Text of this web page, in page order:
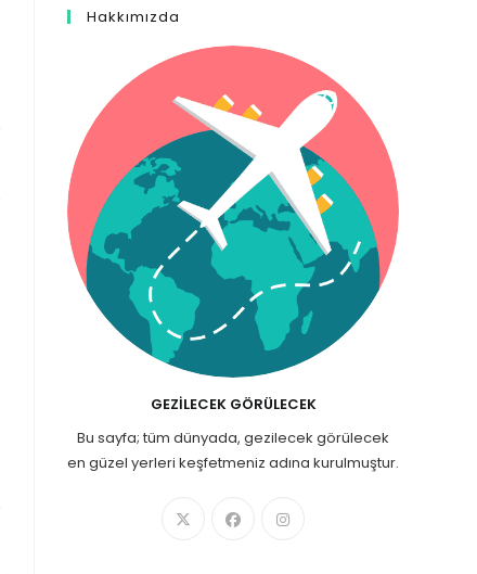
Hakkımızda
GEZILECEK GÖRÜLECEK
Bu sayfa; tüm dünyada, gezilecek görülecek
en güzel yerleri keşfetmeniz adına kurulmuştur.